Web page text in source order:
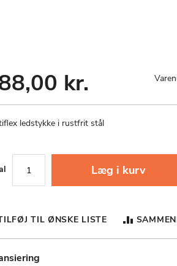
kr.
ledstykke i rustfrit stål
Læg i kurv
TIL ØNSKE LISTE